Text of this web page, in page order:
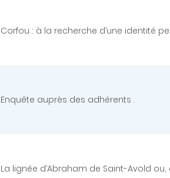
Corfou : à la recherche d’une identité
Enquête auprès des adhérents .
La lignée d’Abraham de Saint-Avold ou,